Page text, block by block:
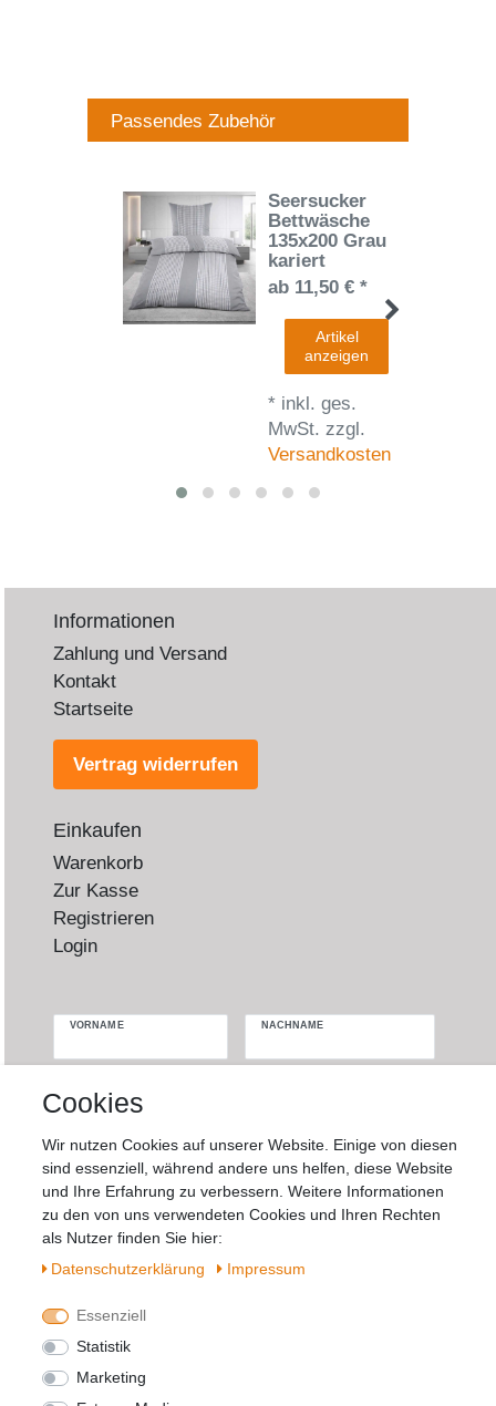
Passendes Zubehör
Seersucker
Bettwäsche
135x200 Grau
kariert
ab 11,50 € *
Artikel
anzeigen
* inkl. ges.
MwSt. zzgl.
Versandkosten
Informationen
Zahlung und Versand
Kontakt
Startseite
Vertrag widerrufen
Einkaufen
Warenkorb
Zur Kasse
Registrieren
Login
VORNAME NACHNAME
Honig
Hiermit bestätige ich, dass ich dieDaten­
schutz­erklärunggelesen habe. Meine
Einwilligung kann ich jederzeit widerrufen.**
Abonnieren
** Hierbei handelt es sich um ein Pflichtfeld.
Widerrufs­recht
Cookies
Wir nutzen Cookies auf unserer Website. Einige von diesen
sind essenziell, während andere uns helfen, diese Website
und Ihre Erfahrung zu verbessern. Weitere Informationen
zu den von uns verwendeten Cookies und Ihren Rechten
als Nutzer finden Sie hier:
Daten­schutz­erklärung
Impressum
Essenziell
Statistik
Marketing